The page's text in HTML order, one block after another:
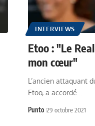
INTERVIEWS
Etoo : "Le
mon cœur"
L’ancien attaquant
Etoo, a accordé…
Punto 29 octobre 2021